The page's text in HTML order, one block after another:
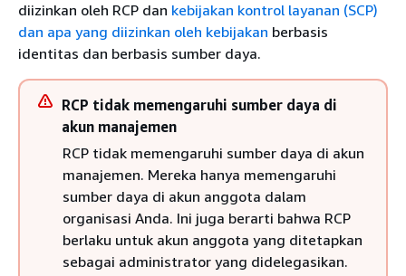
diizinkan oleh RCP dan kebijakan kontrol layanan (SCP)
dan apa yang diizinkan oleh kebijakan berbasis
identitas dan berbasis sumber daya.
RCP tidak memengaruhi sumber daya di
akun manajemen
RCP tidak memengaruhi sumber daya di akun
manajemen. Mereka hanya memengaruhi
sumber daya di akun anggota dalam
organisasi Anda. Ini juga berarti bahwa RCP
berlaku untuk akun anggota yang ditetapkan
sebagai administrator yang didelegasikan.